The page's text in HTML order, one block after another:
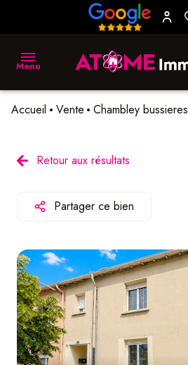
Menu
vente
estimer
L'agence
nos
services
Accueil Vente Chambley bussieres
Retour aux résultats
Partager ce bien